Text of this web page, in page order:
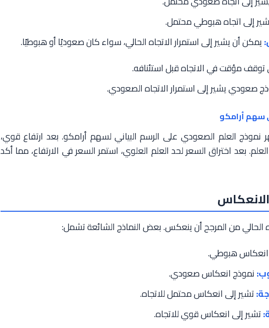
إلى اتجاه هبوطي محتمل.
يمكن أن يشير إلى استمرار الاتجاه الحالي، سواء كان صعوديًا أو هبوطيًا.
توقف مؤقت في الاتجاه قبل استئنافه.
صعودي يشير إلى استمرار الاتجاه الصعودي.
سهم أرامكو
الأول من عام 2023، ظهر نموذج العلم الصعودي على الرسم البياني لسهم أرامكو. بعد ارتفاع قوي،
بعد اختراق السعر لحد العلم العلوي، استمر السعر في الارتفاع، مما أكد
الحالي من المرجح أن ينعكس. بعض النماذج الشائعة تشمل:
انعكاس هبوطي.
نموذج انعكاس صعودي.
تشير إلى انعكاس محتمل للاتجاه.
تشير إلى انعكاس قوي للاتجاه.